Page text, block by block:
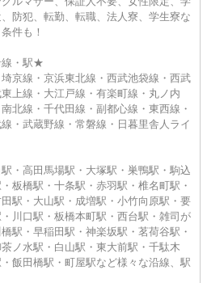
防犯、転勤、転職、法人寮、学生寮な
件も！
・駅★
埼京線・京浜東北線・西武池袋線・西武
上線・大江戸線・有楽町線・丸ノ内
北線・千代田線・副都心線・東西線・
・武蔵野線・常磐線・日暮里舎人ライ
・高田馬場駅・大塚駅・巣鴨駅・駒込
板橋駅・十条駅・赤羽駅・椎名町駅・
駅・大山駅・成増駅・小竹向原駅・要
川口駅・板橋本町駅・西台駅・雑司が
駅・早稲田駅・神楽坂駅・茗荷谷駅・
ノ水駅・白山駅・東大前駅・千駄木
飯田橋駅・町屋駅など様々な沿線、駅